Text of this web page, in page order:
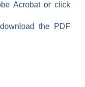
Acrobatorclick
the PDF